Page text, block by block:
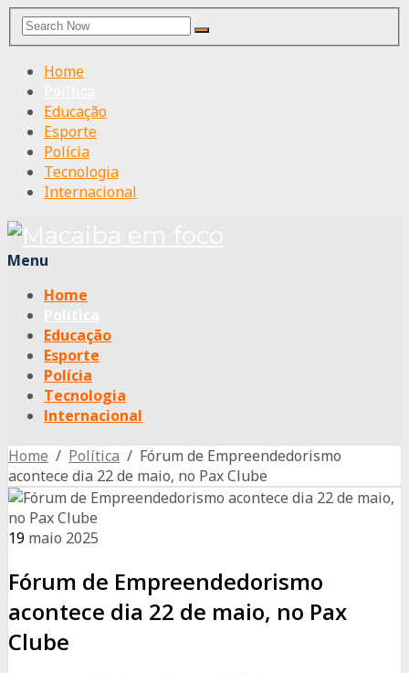
Search
for:
Search
Home
Educação
Esporte
Polícia
Tecnologia
Internacional
Menu
Home
Educação
Esporte
Polícia
Tecnologia
Internacional
Home / Política / Fórum de Empreendedorismo
acontece dia 22 de maio, no Pax Clube
19 maio 2025
Fórum de Empreendedorismo
acontece dia 22 de maio, no Pax
Clube